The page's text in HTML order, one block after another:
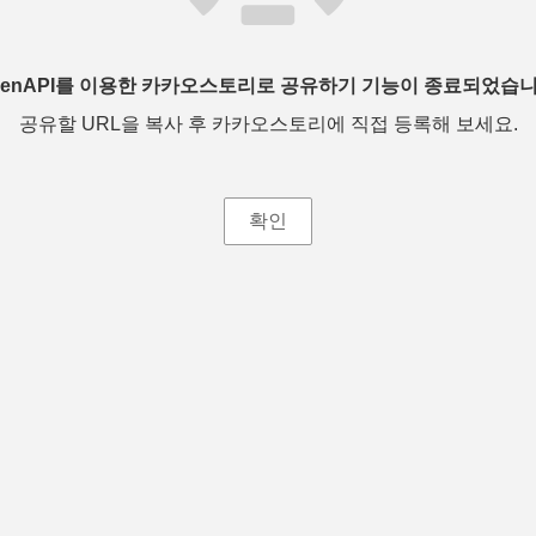
를 이용한 카카오스토리로 공유하기 기능이 종료되었습
공유할 URL을 복사 후 카카오스토리에 직접 등록해 보세요.
확인